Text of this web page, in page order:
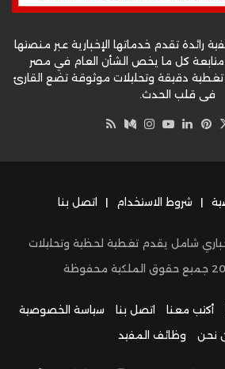
رائدة تقدم خدماتها الإخبارية عبر منصتها
متابعة كل ما يخص الشأن العام في مصر
تغطية دقيقة وتحليلات موثوقة تضع القارئ
في قلب الحدث.
‫X بينتيريست
لينكدإن‫YouTube
انستقرام
وسط
| شروط الاستخدام | اتصل بنا
شامل يقدم تغطية لحظية وتحليلات
جميع حقوق الملكية محفوظة
أكتب معنا اتصل بنا
سياسة الخصوصية
نحن
وظائف المفيد